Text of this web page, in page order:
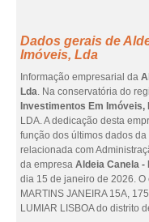
Dados gerais de
Imóveis, Lda
Informação empresarial da
Lda. Na conservatória do
Investimentos Em Imóveis,
LDA. A dedicação desta
função dos últimos dados
relacionada com
da empresa Aldeia Canela -
dia 15 de janeiro de 2026.
MARTINS JANEIRA 15A,
LUMIAR LISBOA do distrito